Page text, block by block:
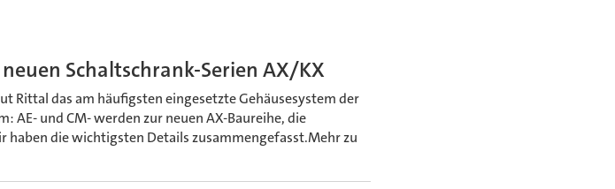
Schaltschrank-Serien AX/KX
Rittal das am häufigsten eingesetzte Gehäusesystem der
AE- und CM- werden zur neuen AX-Baureihe, die
haben die wichtigsten Details zusammengefasst.Mehr zu